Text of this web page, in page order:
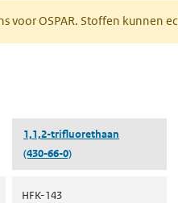
voor OSPAR. Stoffen
1,1,2-trifluorethaan
(430-66-0)
HFK-143